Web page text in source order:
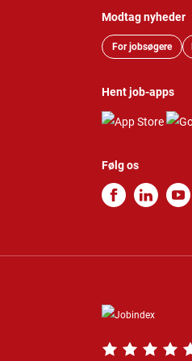
Modtag nyheder
For jobsøgere
Hent job-apps
Følg os